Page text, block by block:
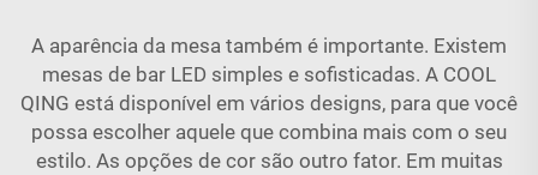
A aparência da mesa também é importante. Existem
mesas de bar LED simples e sofisticadas. A COOL
QING está disponível em vários designs, para que você
possa escolher aquele que combina mais com o seu
estilo. As opções de cor são outro fator. Em muitas